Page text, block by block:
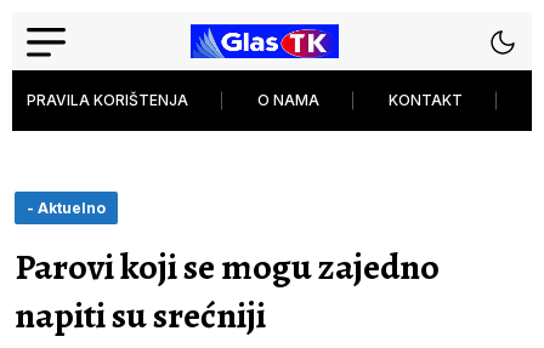
PRAVILA KORIŠTENJA O NAMA KONTAKT
- Aktuelno
Parovi koji se mogu zajedno
napiti su srećniji